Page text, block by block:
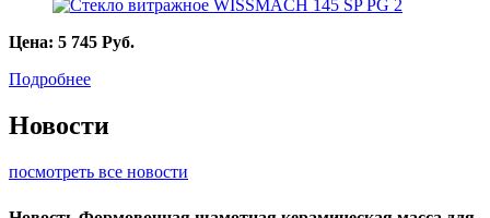
Цена: 5 745 Руб.
Подробнее
Новости
посмотреть все новости